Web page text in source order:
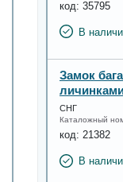
код: 35795
В
Замок
СНГ
Каталожный
код: 21382
В